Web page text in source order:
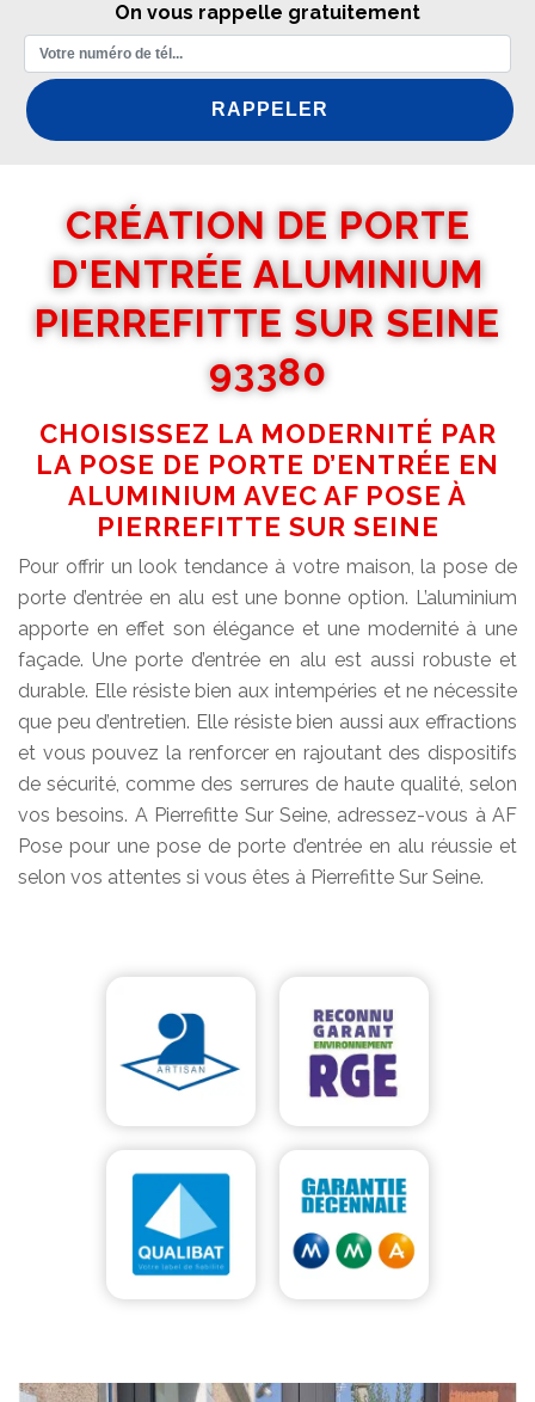
On vous rappelle gratuitement
CRÉATION DE PORTE
D'ENTRÉE ALUMINIUM
PIERREFITTE SUR SEINE
93380
CHOISISSEZ LA MODERNITÉ PAR
LA POSE DE PORTE D’ENTRÉE EN
ALUMINIUM AVEC AF POSE À
PIERREFITTE SUR SEINE
Pour offrir un look tendance à votre maison, la pose de
porte d’entrée en alu est une bonne option. L’aluminium
apporte en effet son élégance et une modernité à une
façade. Une porte d’entrée en alu est aussi robuste et
durable. Elle résiste bien aux intempéries et ne nécessite
que peu d’entretien. Elle résiste bien aussi aux effractions
et vous pouvez la renforcer en rajoutant des dispositifs
de sécurité, comme des serrures de haute qualité, selon
vos besoins. A Pierrefitte Sur Seine, adressez-vous à AF
Pose pour une pose de porte d’entrée en alu réussie et
selon vos attentes si vous êtes à Pierrefitte Sur Seine.